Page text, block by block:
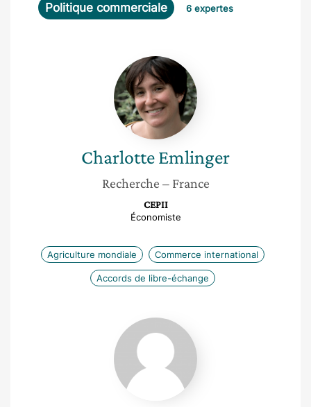
Politique commerciale 6 expertes
Charlotte
Emlinger
CharlotteEmlinger
Recherche – France
CEPII
Économiste
Agriculture mondiale Commerce international
Accords de libre-échange
Maha
Mgaieth